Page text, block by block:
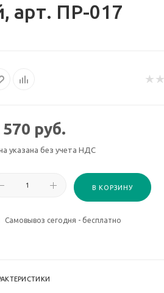
арт. ПР-017
570 руб.
указана без учета НДС
В КОРЗИНУ
Самовывоз сегодня - бесплатно